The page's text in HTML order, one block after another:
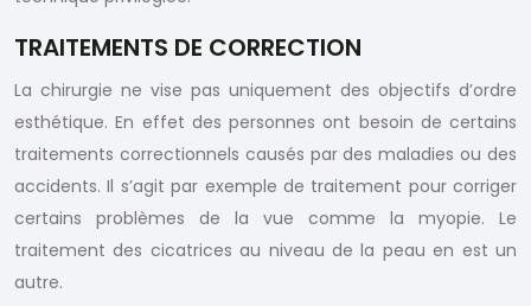
TRAITEMENTS DE CORRECTION
La chirurgie ne vise pas uniquement des objectifs d’ordre
esthétique. En effet des personnes ont besoin de certains
traitements correctionnels causés par des maladies ou des
accidents. Il s’agit par exemple de traitement pour corriger
certains problèmes de la vue comme la myopie. Le
traitement des cicatrices au niveau de la peau en est un
autre.